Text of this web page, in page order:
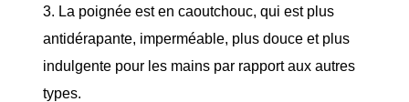
3. La poignée est en caoutchouc, qui est plus
antidérapante, imperméable, plus douce et plus
indulgente pour les mains par rapport aux autres
types.